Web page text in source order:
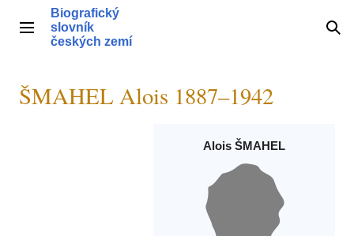
obsahHlavní menu
Biografický
slovník
českých zemí
ŠMAHEL Alois 1887–1942
Alois ŠMAHEL